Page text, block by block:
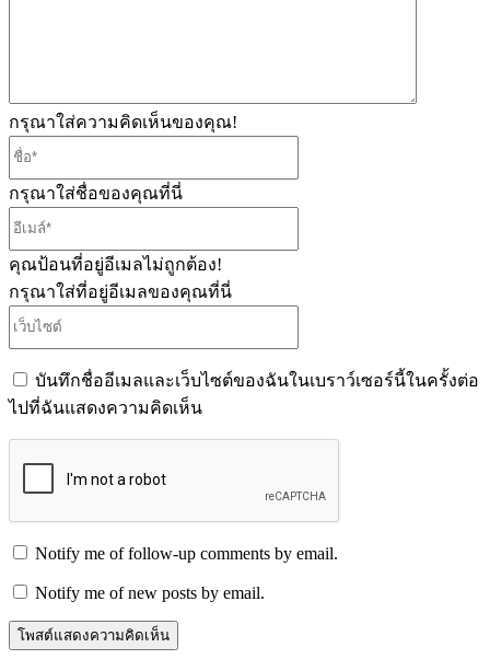
กรุณาใส่ความคิดเห็นของคุณ!
กรุณาใส่ชื่อของคุณที่นี่
คุณป้อนที่อยู่อีเมลไม่ถูกต้อง!
กรุณาใส่ที่อยู่อีเมลของคุณที่นี่
บันทึกชื่ออีเมลและเว็บไซต์ของฉันในเบราว์เซอร์นี้ในครั้งต่อ
ไปที่ฉันแสดงความคิดเห็น
Notify me of follow-up comments by email.
Notify me of new posts by email.